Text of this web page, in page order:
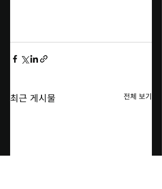
최근 게시물 전체 보기